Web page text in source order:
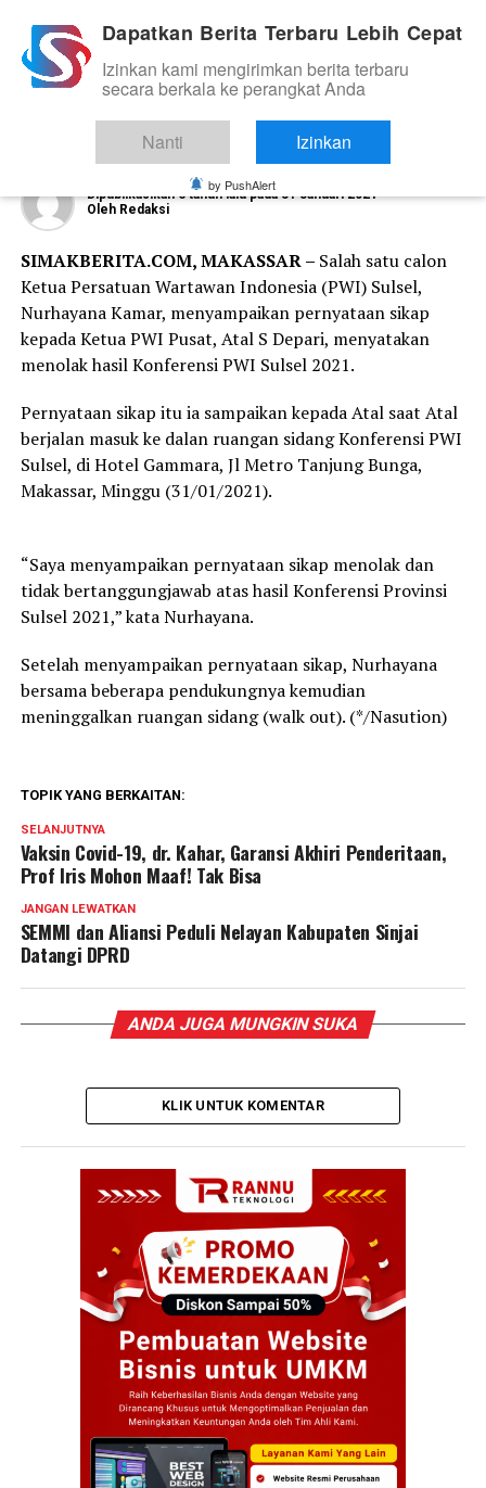
NEWS
Nurhayana Kamar Tolak Hasil
Konferensi PWI Sulsel
Dipublikasikan 6 tahun lalu pada 31 Januari 2021
Oleh Redaksi
SIMAKBERITA.COM, MAKASSAR – Salah satu calon
Ketua Persatuan Wartawan Indonesia (PWI) Sulsel,
Nurhayana Kamar, menyampaikan pernyataan sikap
kepada Ketua PWI Pusat, Atal S Depari, menyatakan
menolak hasil Konferensi PWI Sulsel 2021.
Pernyataan sikap itu ia sampaikan kepada Atal saat Atal
berjalan masuk ke dalan ruangan sidang Konferensi PWI
Sulsel, di Hotel Gammara, Jl Metro Tanjung Bunga,
Makassar, Minggu (31/01/2021).
“Saya menyampaikan pernyataan sikap menolak dan
tidak bertanggungjawab atas hasil Konferensi Provinsi
Sulsel 2021,” kata Nurhayana.
Setelah menyampaikan pernyataan sikap, Nurhayana
bersama beberapa pendukungnya kemudian
meninggalkan ruangan sidang (walk out). (*/Nasution)
TOPIK YANG BERKAITAN:
SELANJUTNYA
Vaksin Covid-19, dr. Kahar, Garansi Akhiri Penderitaan,
Prof Iris Mohon Maaf! Tak Bisa
JANGAN LEWATKAN
SEMMI dan Aliansi Peduli Nelayan Kabupaten Sinjai
Datangi DPRD
ANDA JUGA MUNGKIN SUKA
KLIK UNTUK KOMENTAR
Dapatkan Berita Terbaru Lebih Cepat
Izinkan kami mengirimkan berita terbaru
secara berkala ke perangkat Anda
Nanti Izinkan
by PushAlert